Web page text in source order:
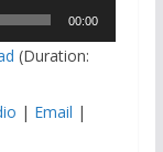
00:00
(Duration:
| Email |